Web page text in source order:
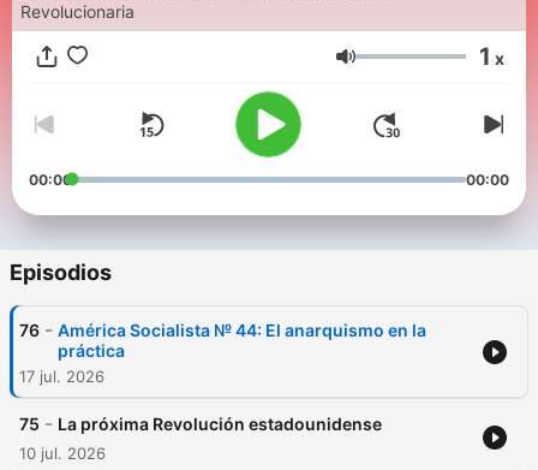
Revolucionaria
Volumen 1 x
00:00 00:00
Episodios
76 - América Socialista № 44: El anarquismo en la
práctica
17 jul. 2026
75 - La próxima Revolución estadounidense
10 jul. 2026